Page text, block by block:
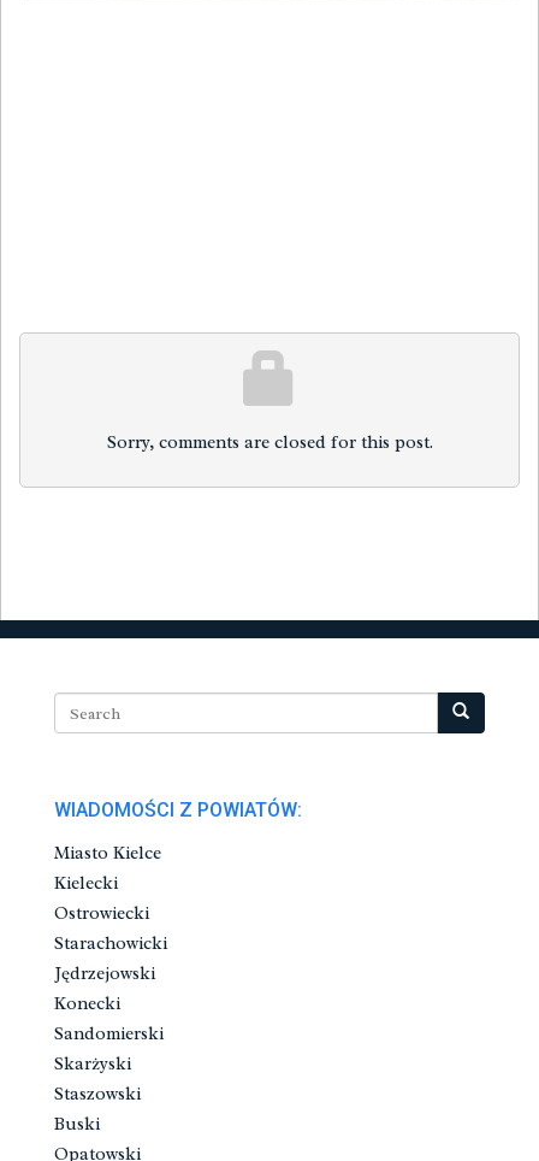
Sorry, comments are closed for this post.
WIADOMOŚCI Z POWIATÓW:
Miasto Kielce
Kielecki
Ostrowiecki
Starachowicki
Jędrzejowski
Konecki
Sandomierski
Skarżyski
Staszowski
Buski
Opatowski